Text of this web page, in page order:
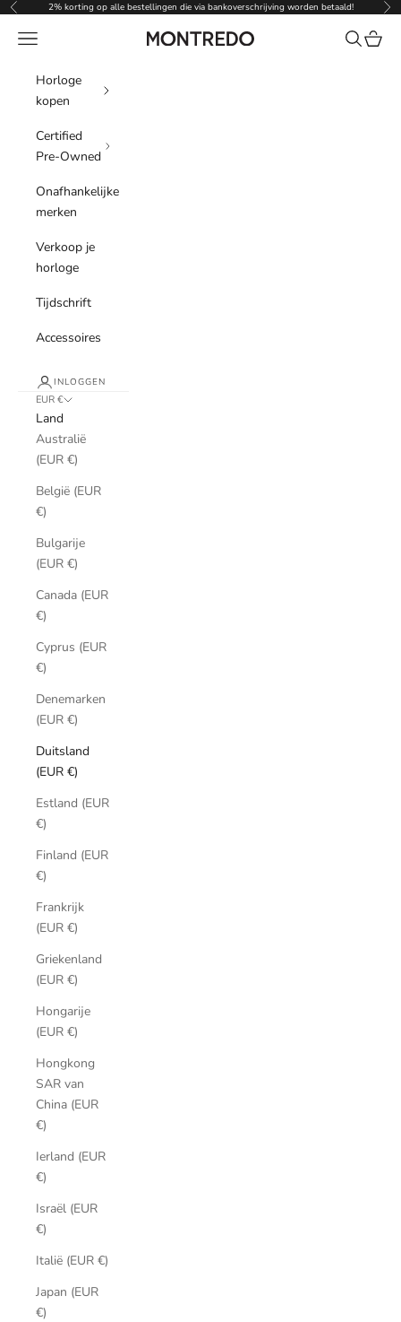
Naar inhoud
Vorige 2% korting op alle bestellingen die via bankoverschrijving worden betaald!
Montredo
Menu Zoeken
Horloge
kopen
Certified
Pre-Owned
Onafhankelijke
merken
Verkoop je
horloge
Tijdschrift
Accessoires
INLOGGEN
EUR €
Land
Australië
(EUR €)
België (EUR
€)
Bulgarije
(EUR €)
Canada (EUR
€)
Cyprus (EUR
€)
Denemarken
(EUR €)
Duitsland
(EUR €)
Estland (EUR
€)
Finland (EUR
€)
Frankrijk
(EUR €)
Griekenland
(EUR €)
Hongarije
(EUR €)
Hongkong
SAR van
China (EUR
€)
Ierland (EUR
€)
Israël (EUR
€)
Italië (EUR €)
Japan (EUR
€)